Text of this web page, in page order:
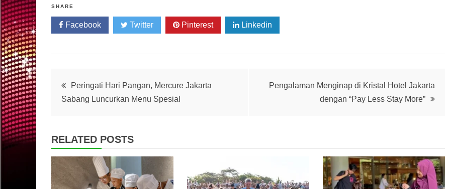
SHARE
Facebook Twitter Pinterest Linkedin
Post
navigation
Peringati Hari Pangan, Mercure Jakarta
Sabang Luncurkan Menu Spesial
Pengalaman Menginap di Kristal Hotel Jakarta
dengan “Pay Less Stay More”
RELATED POSTS